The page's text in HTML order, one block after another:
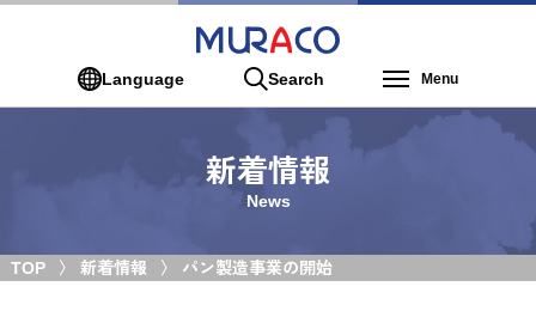
Language Search Menu
新着情報
News
TOP 新着情報 パン製造事業の開始